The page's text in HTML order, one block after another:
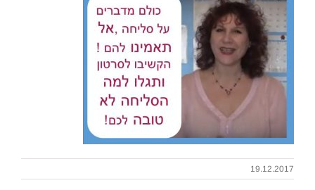
19.12.2017